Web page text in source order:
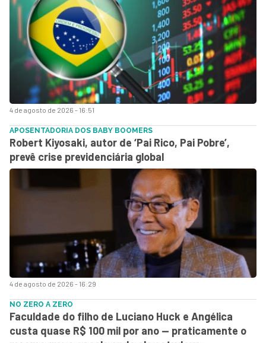
4 de agosto de 2026 - 16:51
4 de agosto de 2026 - 16:29
APOSENTADORIA DOS BABY BOOMERS
Robert Kiyosaki, autor de ‘Pai Rico, Pai Pobre’,
prevê crise previdenciária global
NO ZERO A ZERO
Faculdade do filho de Luciano Huck e Angélica
custa quase R$ 100 mil por ano — praticamente o